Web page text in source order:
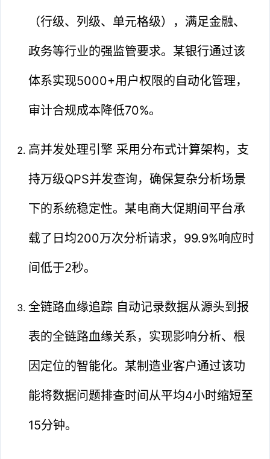
（行级、列级、单元格级），满足金融、
政务等行业的强监管要求。某银行通过该
体系实现5000+用户权限的自动化管理，
审计合规成本降低70%。
高并发处理引擎 采用分布式计算架构，支
持万级QPS并发查询，确保复杂分析场景
下的系统稳定性。某电商大促期间平台承
载了日均200万次分析请求，99.9%响应时
间低于2秒。
全链路血缘追踪 自动记录数据从源头到报
表的全链路血缘关系，实现影响分析、根
因定位的智能化。某制造业客户通过该功
能将数据问题排查时间从平均4小时缩短至
15分钟。